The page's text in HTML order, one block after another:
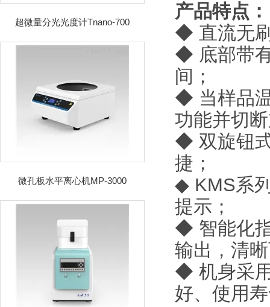
超微量分光光度计Tnano-700
微孔板水平离心机MP-3000
产品特点：
◆ 直流无
◆ 底部带
间；
◆ 当样品
功能并切
◆ 双旋钮
捷；
◆ KMS系
提示；
◆ 智能化
输出，清
◆ 机身采
好、使用